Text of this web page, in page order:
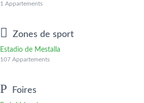
1 Appartements
Zones de sport
Estadio de Mestalla
107 Appartements
Foires